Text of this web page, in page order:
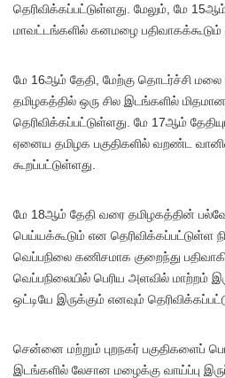
தெரிவிக்கப்பட்டுள்ளது. மேலும், மே
மாவட்டங்களில் கனமழை பதிவாகக்கூடும்
மே 16ஆம் தேதி, மேற்கு தொடர்ச்சி
தமிழகத்தில் ஒரு சில இடங்களில்
தெரிவிக்கப்பட்டுள்ளது. மே 17ஆம்
ஏனைய தமிழக பகுதிகளில் வறண்ட
கூறப்பட்டுள்ளது.
மே 18ஆம் தேதி வரை தமிழகத்தின்
பெய்யக்கூடும் என தெரிவிக்கப்பட்டுள்ள
வெப்பநிலை கணிசமாக குறைந்து
வெப்பநிலையில் பெரிய அளவில் மாற்றம்
ஒட்டியே இருக்கும் எனவும்
சென்னை மற்றும் புறநகர் பகுதிகளைப்
இடங்களில் லேசான மழைக்கு வாய்ப்பு